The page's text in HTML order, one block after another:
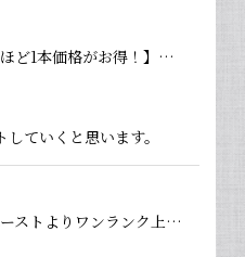
【本数多いほど1本価格がお得！】【タヒチ種・通常グレード 13cm・バニラビーンズ・20本】
ていくと思います。
【バニラペーストよりワンランク上の天然の香り】【揮発成分が無いため加熱しても香りが揮発しない優れもの！】完全無添加・バニラピューレ（内容量：中サイズ 200 g）